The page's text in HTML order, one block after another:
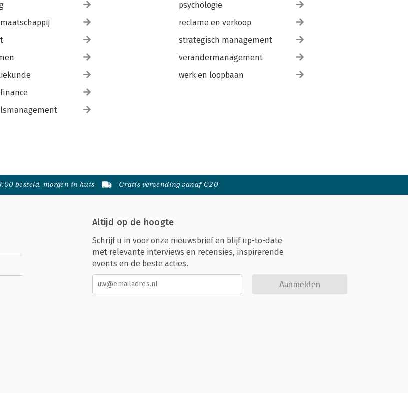
psychologie
reclame en verkoop
strategisch management
verandermanagement
werk en loopbaan
besteld, morgen in huis Gratis verzending vanaf €20
Altijd op de hoogte
Schrijf u in voor onze nieuwsbrief en blijf up-to-date
met relevante interviews en recensies, inspirerende
events en de beste acties.
Aanmelden